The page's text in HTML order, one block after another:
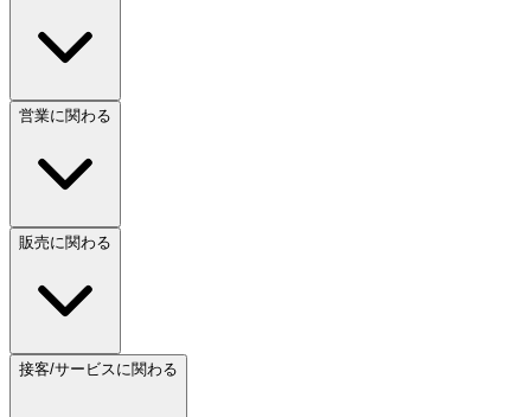
営業に関わる
販売に関わる
接客/サービスに関わる